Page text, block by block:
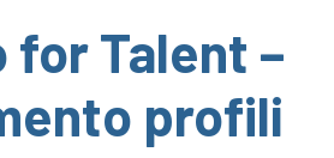
for Talent –
profili